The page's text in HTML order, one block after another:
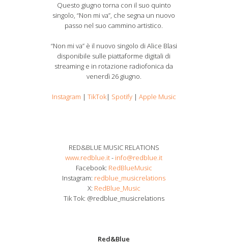
Questo giugno torna con il suo quinto
singolo, “Non mi va”, che segna un nuovo
passo nel suo cammino artistico.
“Non mi va” è il nuovo singolo di Alice Blasi
disponibile sulle piattaforme digitali di
streaming e in rotazione radiofonica da
venerdì 26 giugno.
Instagram | TikTok| Spotify| Apple Music
RED&BLUE MUSIC RELATIONS
www.redblue.it- info@redblue.it
Facebook: RedBlueMusic
Instagram: redblue_musicrelations
X: RedBlue_Music
Tik Tok: @redblue_musicrelations
Red&Blue